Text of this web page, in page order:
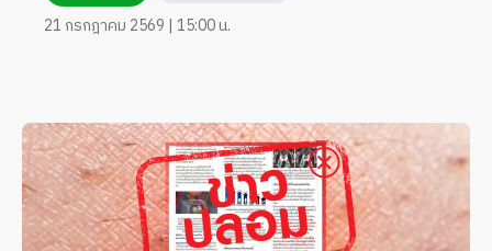
21 กรกฎาคม 2569 | 15:00 น.